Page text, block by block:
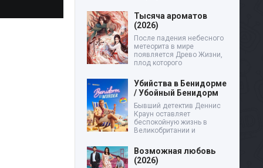
Тысяча ароматов
(2026)
После падения небесного
метеорита в мире
появляется Древо Жизни,
плод которого
Убийства в Бенидорме
/ Убойный Бенидорм
Бывший детектив Деннис
Краун оставляет
беспокойную жизнь в
Великобритании и
Возможная любовь
(2026)